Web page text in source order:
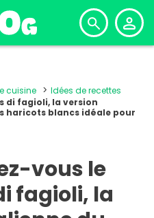
cuisine
Idées de recettes
di fagioli, la version
haricots blancs idéale pour
vous le
fagioli, la